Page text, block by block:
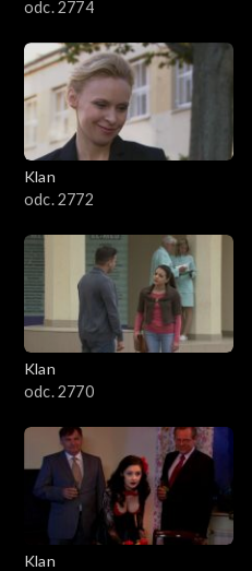
odc. 2774
Klan
odc. 2772
Klan
odc. 2770
Klan